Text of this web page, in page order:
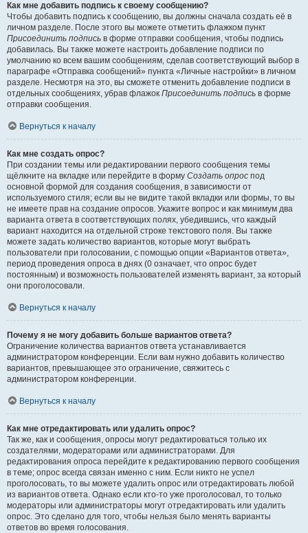
Как мне добавить подпись к своему сообщению?
Чтобы добавить подпись к сообщению, вы должны сначала создать её в
личном разделе. После этого вы можете отметить флажком пункт
Присоединить подпись в форме отправки сообщения, чтобы подпись
добавилась. Вы также можете настроить добавление подписи по
умолчанию ко всем вашим сообщениям, сделав соответствующий выбор в
параграфе «Отправка сообщений» пункта «Личные настройки» в личном
разделе. Несмотря на это, вы сможете отменить добавление подписи в
отдельных сообщениях, убрав флажок Присоединить подпись в форме
отправки сообщения.
Вернуться к началу
Как мне создать опрос?
При создании темы или редактировании первого сообщения темы
щёлкните на вкладке или перейдите в форму Создать опрос под
основной формой для создания сообщения, в зависимости от
используемого стиля; если вы не видите такой вкладки или формы, то вы
не имеете прав на создание опросов. Укажите вопрос и как минимум два
варианта ответа в соответствующих полях, убедившись, что каждый
вариант находится на отдельной строке текстового поля. Вы также
можете задать количество вариантов, которые могут выбрать
пользователи при голосовании, с помощью опции «Вариантов ответа»,
период проведения опроса в днях (0 означает, что опрос будет
постоянным) и возможность пользователей изменять вариант, за который
они проголосовали.
Вернуться к началу
Почему я не могу добавить больше вариантов ответа?
Ограничение количества вариантов ответа устанавливается
администратором конференции. Если вам нужно добавить количество
вариантов, превышающее это ограничение, свяжитесь с
администратором конференции.
Вернуться к началу
Как мне отредактировать или удалить опрос?
Так же, как и сообщения, опросы могут редактироваться только их
создателями, модераторами или администраторами. Для
редактирования опроса перейдите к редактированию первого сообщения
в теме; опрос всегда связан именно с ним. Если никто не успел
проголосовать, то вы можете удалить опрос или отредактировать любой
из вариантов ответа. Однако если кто-то уже проголосовал, то только
модераторы или администраторы могут отредактировать или удалить
опрос. Это сделано для того, чтобы нельзя было менять варианты
ответов во время голосования.